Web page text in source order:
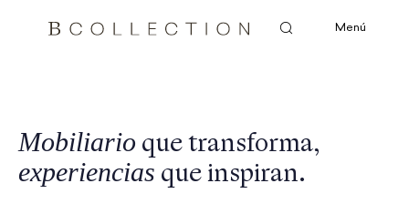
Menú
Mobiliario que transforma,
experiencias que inspiran.